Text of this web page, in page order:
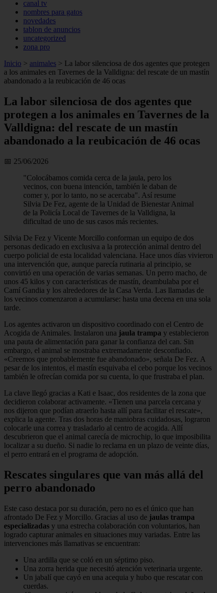
canal tv
nombres para gatos
novedades
tablon de anuncios
uncategorized
zona pro
Inicio > animales > La labor silenciosa de dos agentes que protegen
a los animales en Tavernes de la Valldigna: del rescate de un mastín
abandonado a la reubicación de 46 ocas
La labor silenciosa de dos agentes que
protegen a los animales en Tavernes de la
Valldigna: del rescate de un mastín
abandonado a la reubicación de 46 ocas
📅 25/06/2026
"Colocábamos comida cerca de la jaula, pero los
vecinos, con buena intención, también le daban de
comer y, por lo tanto, no se acercaba". Así resume
Silvia De Fez, agente de la Unidad de Bienestar Animal
de la Policía Local de Tavernes de la Valldigna, la
dificultad de uno de sus casos más recientes.
Silvia De Fez y Vicente Morcillo conforman un equipo de dos
personas dedicado en exclusiva a la protección animal dentro del
cuerpo policial de esta localidad valenciana. Hace unos días vivieron
una intervención que, aunque parecía rutinaria al principio, se
convirtió en una operación de varias semanas. Un perro macho, de
unos 45 kilos y con características de mastín, deambulaba por el
Camí Gandia y los alrededores de la Casa Verda. Las llamadas de
los vecinos comenzaron a acumularse: hasta una decena en una sola
tarde.
Los agentes activaron un dispositivo coordinado con el Centro de
Acogida de Animales. Instalaron una jaula trampa y establecieron
una pauta de alimentación para ganar la confianza del can. Sin
embargo, el animal se mostraba extremadamente desconfiado.
«Creemos que probablemente fue abandonado», señala De Fez. A
pesar de los intentos, el mastín esquivaba el cebo porque los vecinos
también le ofrecían comida por su cuenta, lo que frustraba el plan.
La clave llegó gracias a Kati e Isaac, dos residentes de la zona que
decidieron colaborar activamente. «Tienen una parcela cercana y
nos dijeron que podían atraerlo hasta allí para facilitar el rescate»,
explica la agente. Tras dos horas de maniobras cuidadosas, lograron
colocarle una correa y trasladarlo al centro de acogida. Allí
descubrieron que el animal carecía de microchip, lo que imposibilita
localizar a su dueño. Si nadie lo reclama en un plazo de veinte días,
el perro entrará en el programa de adopción.
Rescates singulares que van más allá del
perro abandonado
Este caso destaca por su duración, pero no es el único que han
afrontado De Fez y Morcillo. Gracias al uso de jaulas trampa
especializadas y una estrecha colaboración con voluntarios, han
logrado capturar animales en situaciones muy variadas. Entre las
intervenciones más llamativas se encuentran:
Una ardilla que se coló en un séptimo piso.
Una zorra herida que necesitó atención veterinaria urgente.
Un jabalí que cayó en una acequia y hubo que rescatar con
cuerdas.